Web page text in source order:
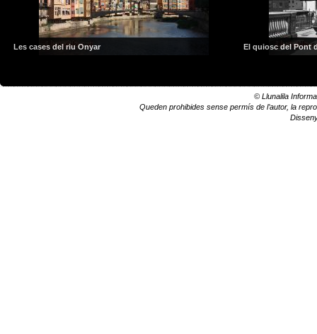
Les cases del riu Onyar El quiosc del Pont
© Llunalila
Queden prohibides sense permís de l’autor, la